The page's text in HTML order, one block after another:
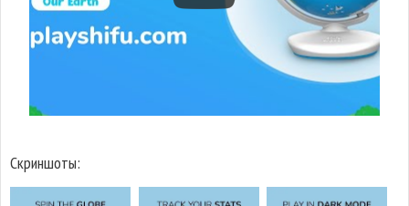
Скриншоты: